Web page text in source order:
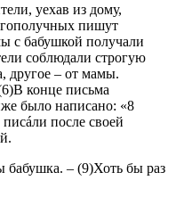
уехав из дому,
пишут
с бабушкой получали
соблюдали строгую
другое – от мамы.
конце письма
было написано: «8
после своей
бабушка. – (9)Хоть бы раз